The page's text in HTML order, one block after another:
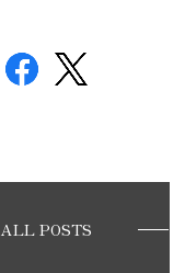
ALL POSTS